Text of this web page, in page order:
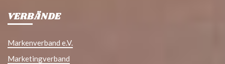
VERBÄNDE
Markenverband e.V.
Marketingverband